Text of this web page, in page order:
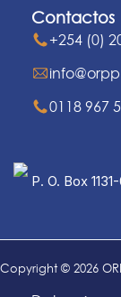
Contactos
+254 (0)
0118 967
P. O. Box
Copyright © 2026